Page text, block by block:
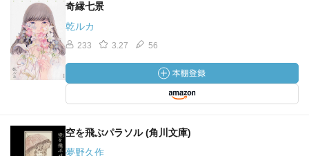
奇縁七景
乾ルカ
233 3.27 56
空を飛ぶパラソル (角川文庫)
夢野久作